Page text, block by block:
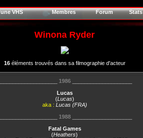
VHS Membres Forum Stats
Winona Ryder
16éléments trouvés dans sa filmographie d'acteur
1986____________________
Lucas
(Lucas)
aka : Lucas (FRA)
1988____________________
Fatal Games
(Heathers)